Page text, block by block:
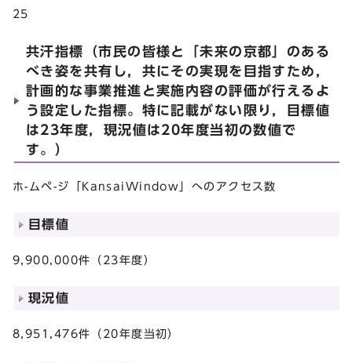
25
共汗指標（市民の皆様と「未来の京都」のある
べき姿を共有し，共にその実現を目指すため，
計画的な事業推進と実施内容の評価が行えるよ
う設定した指標。特に記載がない限り，目標値
は23年度，現況値は20年度当初の数値で
す。）
ホ-ムペ-ジ「KansaiWindow」へのアクセス数
目標値
9,900,000件（23年度）
現況値
8,951,476件（20年度当初）